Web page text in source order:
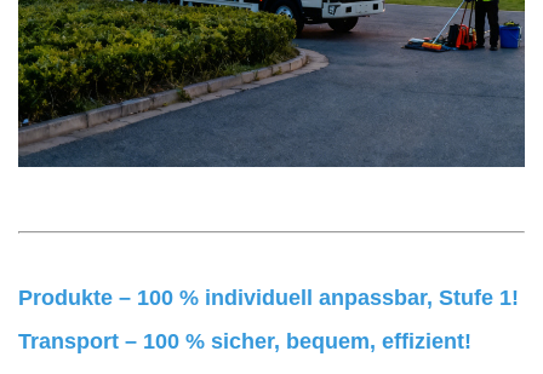
Produkte – 100 % individuell anpassbar, Stufe 1!
Transport – 100 % sicher, bequem, effizient!